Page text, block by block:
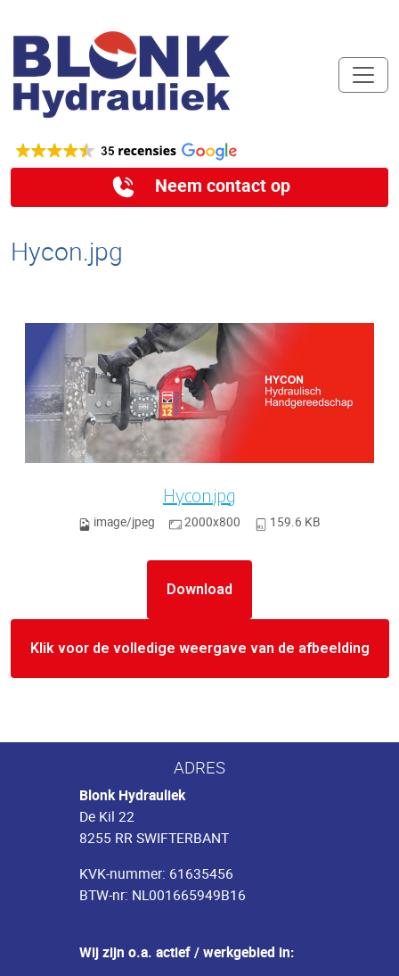
Neem contact op
Hycon.jpg
Hycon.jpg
image/jpeg 2000x800 159.6 KB
Download
Klik voor de volledige weergave van de afbeelding
ADRES
Blonk Hydrauliek
De Kil 22
8255 RR SWIFTERBANT
KVK-nummer: 61635456
BTW-nr: NL001665949B16
Wij zijn o.a. actief / werkgebied in: